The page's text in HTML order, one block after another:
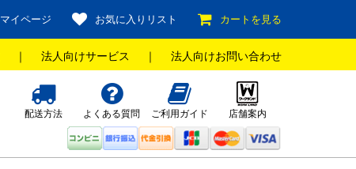
マイページ お気に入りリスト カートを見る
｜ 法人向けサービス ｜ 法人向けお問い合わせ
配送方法 よくある質問 ご利用ガイド 店舗案内